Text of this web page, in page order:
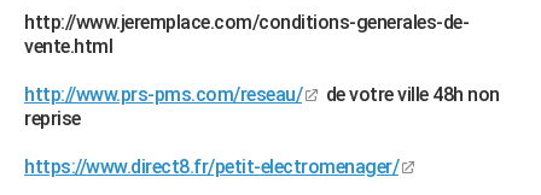
http://www.jeremplace.com/conditions-generales-de-
vente.html
http://www.prs-pms.com/reseau/
de votre ville 48h non
reprise
https://www.direct8.fr/petit-electromenager/